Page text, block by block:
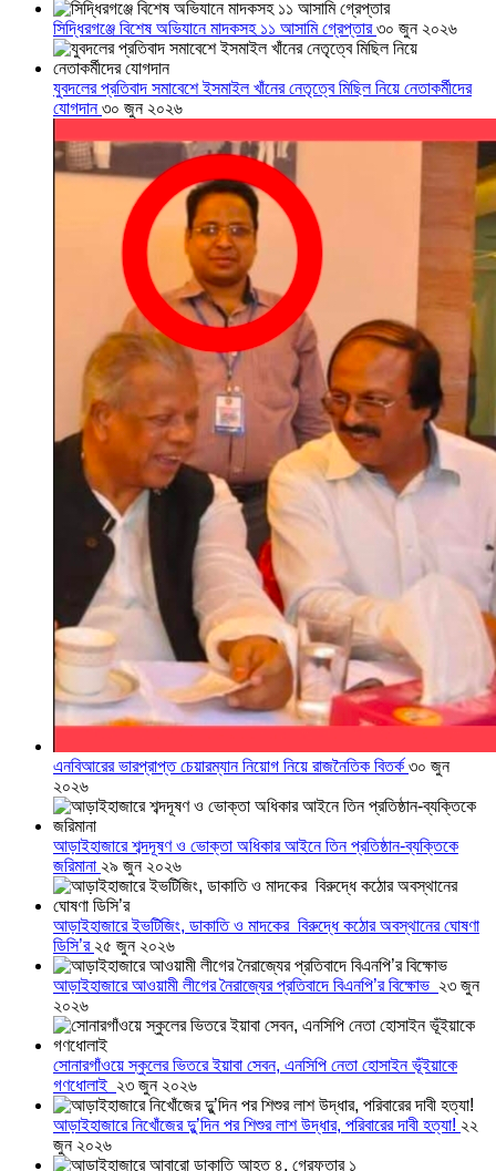
সিদ্ধিরগঞ্জে বিশেষ অভিযানে মাদকসহ ১১ আসামি গ্রেপ্তার৩০ জুন ২০২৬
যুবদলের প্রতিবাদ সমাবেশে ইসমাইল খাঁনের নেতৃত্বে মিছিল নিয়ে নেতাকর্মীদের
যোগদান৩০ জুন ২০২৬
এনবিআরের ভারপ্রাপ্ত চেয়ারম্যান নিয়োগ নিয়ে রাজনৈতিক বিতর্ক ৩০ জুন
২০২৬
আড়াইহাজারে শব্দদূষণ ও ভোক্তা অধিকার আইনে তিন প্রতিষ্ঠান-ব্যক্তিকে
জরিমানা ২৯ জুন ২০২৬
আড়াইহাজারে ইভটিজিং, ডাকাতি ও মাদকের বিরুদ্ধে কঠোর অবস্থানের ঘোষণা
ডিসি’র ২৫ জুন ২০২৬
আড়াইহাজারে আওয়ামী লীগের নৈরাজ্যের প্রতিবাদে বিএনপি’র বিক্ষোভ ২৩ জুন
২০২৬
সোনারগাঁওয়ে স্কুলের ভিতরে ইয়াবা সেবন, এনসিপি নেতা হোসাইন ভূঁইয়াকে
গণধোলাই ২৩ জুন ২০২৬
আড়াইহাজারে নিখোঁজের দুু’দিন পর শিশুর লাশ উদ্ধার, পরিবারের দাবী হত্যা! ২২
জুন ২০২৬